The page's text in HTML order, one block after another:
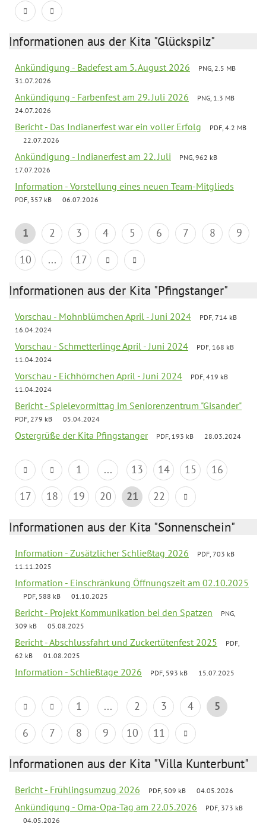
Informationen aus der Kita "Glückspilz"
Ankündigung - Badefest am 5. August 2026
PNG, 2.5 MB
31.07.2026
Ankündigung - Farbenfest am 29. Juli 2026
PNG, 1.3 MB
24.07.2026
Bericht - Das Indianerfest war ein voller Erfolg
PDF, 4.2 MB
22.07.2026
Ankündigung - Indianerfest am 22. Juli
PNG, 962 kB
17.07.2026
Information - Vorstellung eines neuen Team-Mitglieds
PDF, 357 kB 06.07.2026
1 2 3 4 5 6 7 8
9
10
... 17
Informationen aus der Kita "Pfingstanger"
Vorschau - Mohnblümchen April - Juni 2024
PDF, 714 kB
16.04.2024
Vorschau - Schmetterlinge April - Juni 2024
PDF, 168 kB
11.04.2024
Vorschau - Eichhörnchen April - Juni 2024
PDF, 419 kB
11.04.2024
Bericht - Spielevormittag im Seniorenzentrum "Gisander"
PDF, 279 kB 05.04.2024
Ostergrüße der Kita Pfingstanger PDF, 193 kB 28.03.2024
1 ... 13 14 15
16
17
18 19 20 21 22
Informationen aus der Kita "Sonnenschein"
Information - Zusätzlicher Schließtag 2026
PDF, 703 kB
11.11.2025
Information - Einschränkung Öffnungszeit am 02.10.2025
PDF, 588 kB 01.10.2025
Bericht - Projekt Kommunikation bei den Spatzen
PNG,
309 kB
05.08.2025
Bericht - Abschlussfahrt und Zuckertütenfest 2025
PDF,
62 kB
01.08.2025
Information - Schließtage 2026 PDF, 593 kB 15.07.2025
1 ... 2 3 4
5
6
7 8 9 10 11
Informationen aus der Kita "Villa Kunterbunt"
Bericht - Frühlingsumzug 2026 PDF, 509 kB 04.05.2026
Ankündigung - Oma-Opa-Tag am 22.05.2026
PDF, 373 kB
04.05.2026